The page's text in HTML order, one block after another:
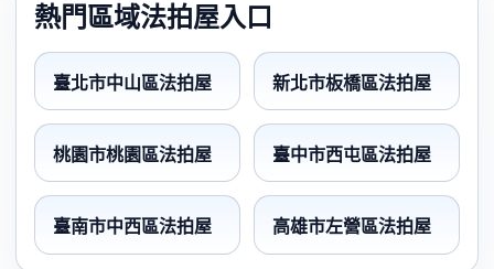
熱門區域法拍屋入口
臺北市中山區法拍屋 新北市板橋區法拍屋
桃園市桃園區法拍屋 臺中市西屯區法拍屋
臺南市中西區法拍屋 高雄市左營區法拍屋